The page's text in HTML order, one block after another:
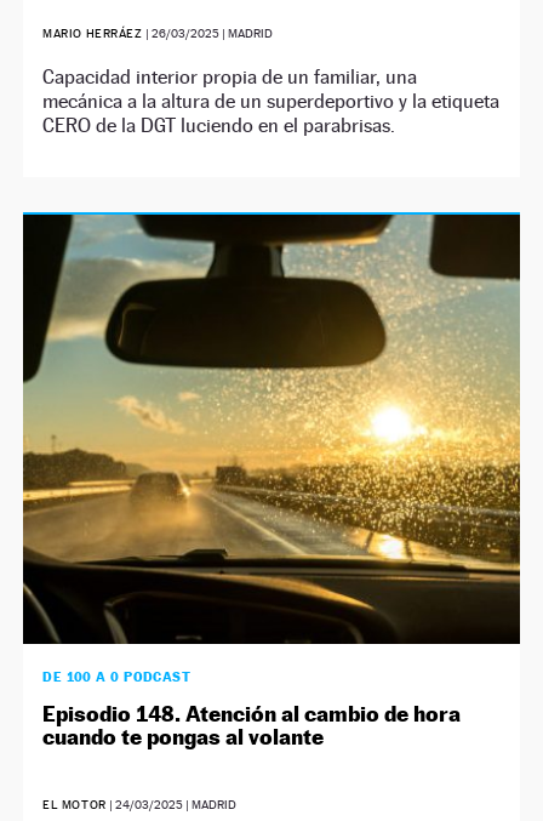
MARIO HERRÁEZ |26/03/2025 | MADRID
Capacidad interior propia de un familiar, una
mecánica a la altura de un superdeportivo y la etiqueta
CERO de la DGT luciendo en el parabrisas.
DE 100 A 0 PODCAST
Episodio 148. Atención al cambio de hora
cuando te pongas al volante
EL MOTOR |24/03/2025 | MADRID